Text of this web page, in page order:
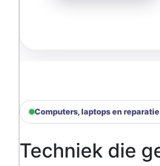
Computers, laptops en
Techniek die